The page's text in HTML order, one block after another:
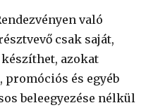
való
csak saját,
azokat
és egyéb
beleegyezése nélkül